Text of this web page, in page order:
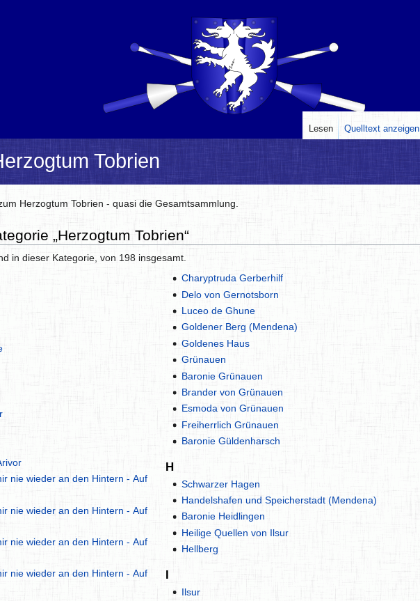
Tobrien
Herzogtum Tobrien - quasi die Gesamtsammlung.
„Herzogtum Tobrien“
in dieser Kategorie, von 198 insgesamt.
nie wieder an den Hintern - Auf
nie wieder an den Hintern - Auf
nie wieder an den Hintern - Auf
nie wieder an den Hintern - Auf
Charyptruda Gerberhilf
Delo von Gernotsborn
Luceo de Ghune
Goldener Berg (Mendena)
Goldenes Haus
Grünauen
Baronie Grünauen
Brander von Grünauen
Esmoda von Grünauen
Freiherrlich Grünauen
Baronie Güldenharsch
H
Schwarzer Hagen
Handelshafen und Speicherstadt (Mendena)
Baronie Heidlingen
Heilige Quellen von Ilsur
Hellberg
I
Ilsur
Lesen Quelltext anzeigen